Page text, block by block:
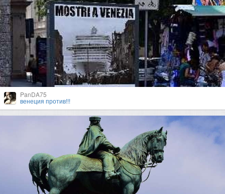
PanDA75
венеция против!!!